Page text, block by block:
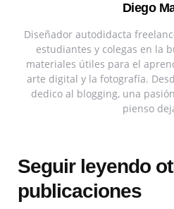
Diego
Diseñador autodidacta
estudiantes y colegas en la
materiales útiles para el
arte digital y la fotografía.
dedico al blogging, una
pienso
Seguir leyendo
publicaciones